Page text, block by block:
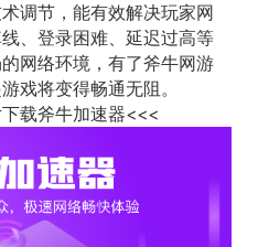
调节，能有效解决玩家网
、登录困难、延迟过高等
网络环境，有了斧牛网游
戏将变得畅通无阻。
载斧牛加速器<<<